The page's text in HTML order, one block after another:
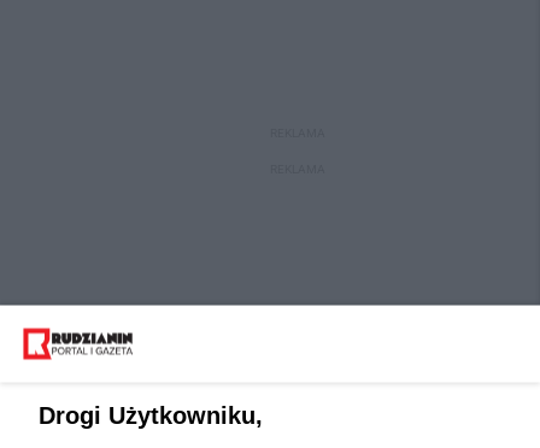
Drogi Użytkowniku,